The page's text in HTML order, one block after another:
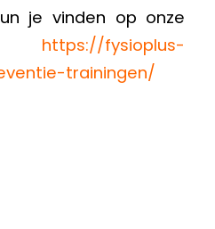
je vinden op onze
https://fysioplus-
trainingen/